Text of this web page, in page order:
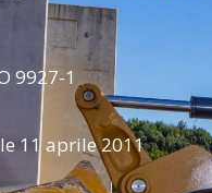
9927-1
11 aprile 2011